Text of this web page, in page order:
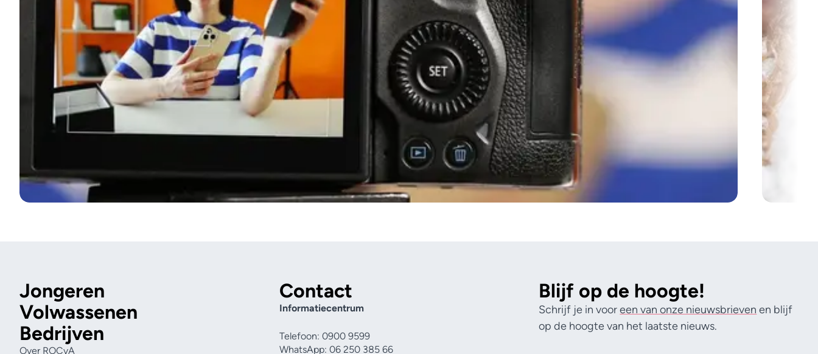
Jongeren
Volwassenen
Bedrijven
Over ROCvA
Contact
Informatiecentrum
Telefoon: 0900 9599
WhatsApp: 06 250 385 66
Blijf op de hoogte!
Schrijf je in vooreen van onze nieuwsbrieven en blijf
op de hoogte van het laatste nieuws.